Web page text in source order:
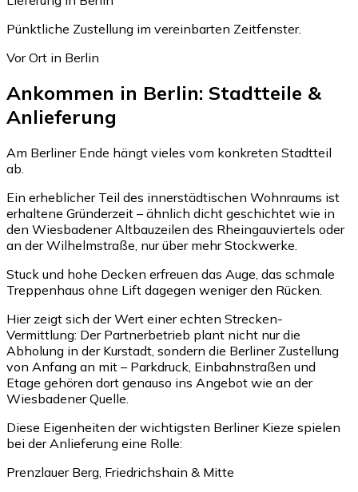
Pünktliche Zustellung im vereinbarten Zeitfenster.
Vor Ort in Berlin
Ankommen in Berlin: Stadtteile &
Anlieferung
Am Berliner Ende hängt vieles vom konkreten Stadtteil
ab.
Ein erheblicher Teil des innerstädtischen Wohnraums ist
erhaltene Gründerzeit – ähnlich dicht geschichtet wie in
den Wiesbadener Altbauzeilen des Rheingauviertels oder
an der Wilhelmstraße, nur über mehr Stockwerke.
Stuck und hohe Decken erfreuen das Auge, das schmale
Treppenhaus ohne Lift dagegen weniger den Rücken.
Hier zeigt sich der Wert einer echten Strecken-
Vermittlung: Der Partnerbetrieb plant nicht nur die
Abholung in der Kurstadt, sondern die Berliner Zustellung
von Anfang an mit – Parkdruck, Einbahnstraßen und
Etage gehören dort genauso ins Angebot wie an der
Wiesbadener Quelle.
Diese Eigenheiten der wichtigsten Berliner Kieze spielen
bei der Anlieferung eine Rolle:
Prenzlauer Berg, Friedrichshain & Mitte